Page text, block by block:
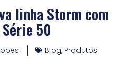
linha Storm com
Série 50
Blog, Produtos